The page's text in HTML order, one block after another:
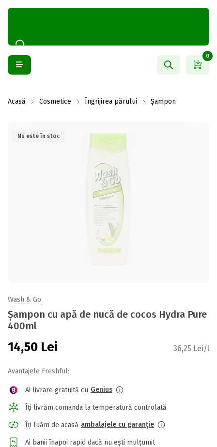
0
Acasă Cosmetice Îngrijirea părului Șampon
Nu este în stoc
Wash & Go
Șampon cu apă de nucă de cocos Hydra Pure
400ml
14,50 Lei 36,25 Lei/l
Avantajele Freshful:
Ai livrare gratuită cu Genius
Îți livrăm comanda la temperatură controlată
Îți luăm de acasă ambalajele cu garanție
Ai banii înapoi rapid dacă nu ești mulțumit